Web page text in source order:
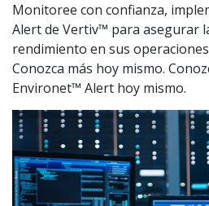
Monitoree con confianza,
Alert de Vertiv™ para asegurar
rendimiento en sus
Conozca más hoy mismo.
Environet™ Alert hoy mismo.